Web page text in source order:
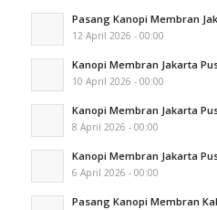
Pasang Kanopi Membran
12 April 2026 - 00:00
Kanopi Membran Jakarta
10 April 2026 - 00:00
Kanopi Membran Jakarta
8 April 2026 - 00:00
Kanopi Membran Jakarta
6 April 2026 - 00:00
Pasang Kanopi Membran